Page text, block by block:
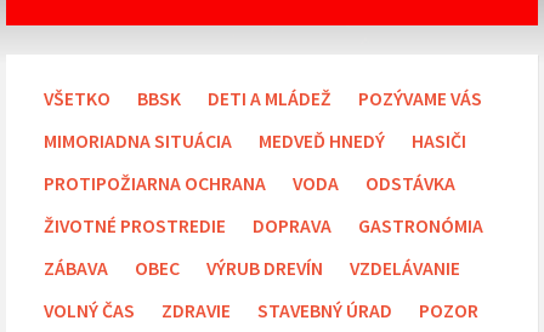
VŠETKO BBSK DETI A MLÁDEŽ
POZÝVAME VÁS
MIMORIADNA SITUÁCIA
MEDVEĎ HNEDÝ
HASIČI
PROTIPOŽIARNA OCHRANA
VODA
ODSTÁVKA
ŽIVOTNÉ PROSTREDIE
DOPRAVA
GASTRONÓMIA
ZÁBAVA
OBEC VÝRUB DREVÍN
VZDELÁVANIE
VOLNÝ ČAS
ZDRAVIE STAVEBNÝ ÚRAD
POZOR